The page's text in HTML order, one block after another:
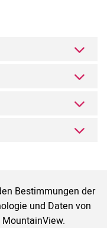
Bestimmungen der
und Daten von